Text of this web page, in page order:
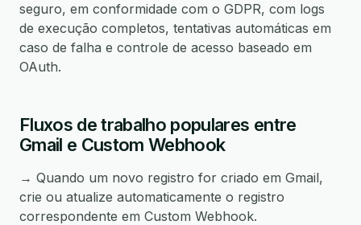
seguro, em conformidade com o GDPR, com logs
de execução completos, tentativas automáticas em
caso de falha e controle de acesso baseado em
OAuth.
Fluxos de trabalho populares entre
Gmail e Custom Webhook
→ Quando um novo registro for criado em Gmail,
crie ou atualize automaticamente o registro
correspondente em Custom Webhook.